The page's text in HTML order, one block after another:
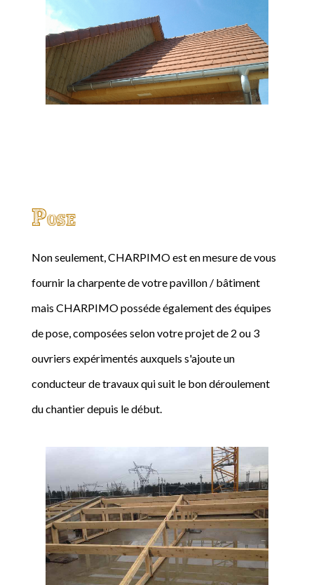
Pose
Non seulement, CHARPIMO est en mesure de vous
fournir la charpente de votre pavillon / bâtiment
mais CHARPIMO posséde également des équipes
de pose, composées selon votre projet de 2 ou 3
ouvriers expérimentés auxquels s'ajoute un
conducteur de travaux qui suit le bon déroulement
du chantier depuis le début.